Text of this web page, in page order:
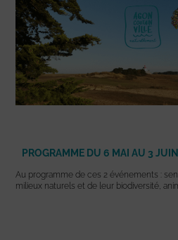
PROGRAMME DU 6 MAI AU 3
Au programme de ces 2 événements :
milieux naturels et de leur biodiversité,